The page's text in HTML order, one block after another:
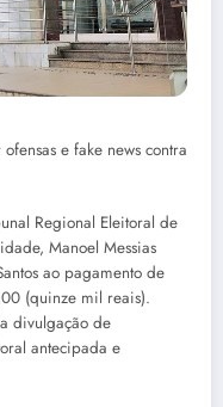
e fake news contra
Regional Eleitoral de
Manoel Messias
ao pagamento de
(quinze mil reais).
divulgação de
antecipada e